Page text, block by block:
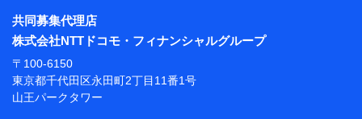
※ 当社および株式会社NTTドコモは、お客さまの情報
を利用させていただくにあたっては、「NTTドコモ パー
ソナルデータ憲章」に定める行動原則を順守します 。
※ パーソナルデータダッシュボードの「第三者提供の
管理」の設定状態にかかわらず、共同利用する場合があ
共同募集代理店
株式会社NTTドコモ・フィナンシャルグループ
〒100-6150
東京都千代田区永田町2丁目11番1号
山王パークタワー